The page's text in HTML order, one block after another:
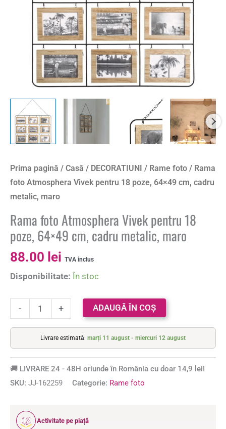
Prima pagină / Casă / DECORATIUNI / Rame foto / Rama
foto Atmosphera Vivek pentru 18 poze, 64×49 cm, cadru
metalic, maro
Rama foto Atmosphera Vivek pentru 18
poze, 64×49 cm, cadru metalic, maro
88.00 lei TVA inclus
Disponibilitate: În stoc
-
64x49
metalic,
+ ADAUGĂ ÎN COȘ
Livrare estimată: marți 11 august - miercuri 12 august
🚚 LIVRARE 24 - 48H oriunde în România cu doar 14,9 lei!
SKU: JJ-162259 Categorie: Rame foto
12
ANI
Activitate pe piață